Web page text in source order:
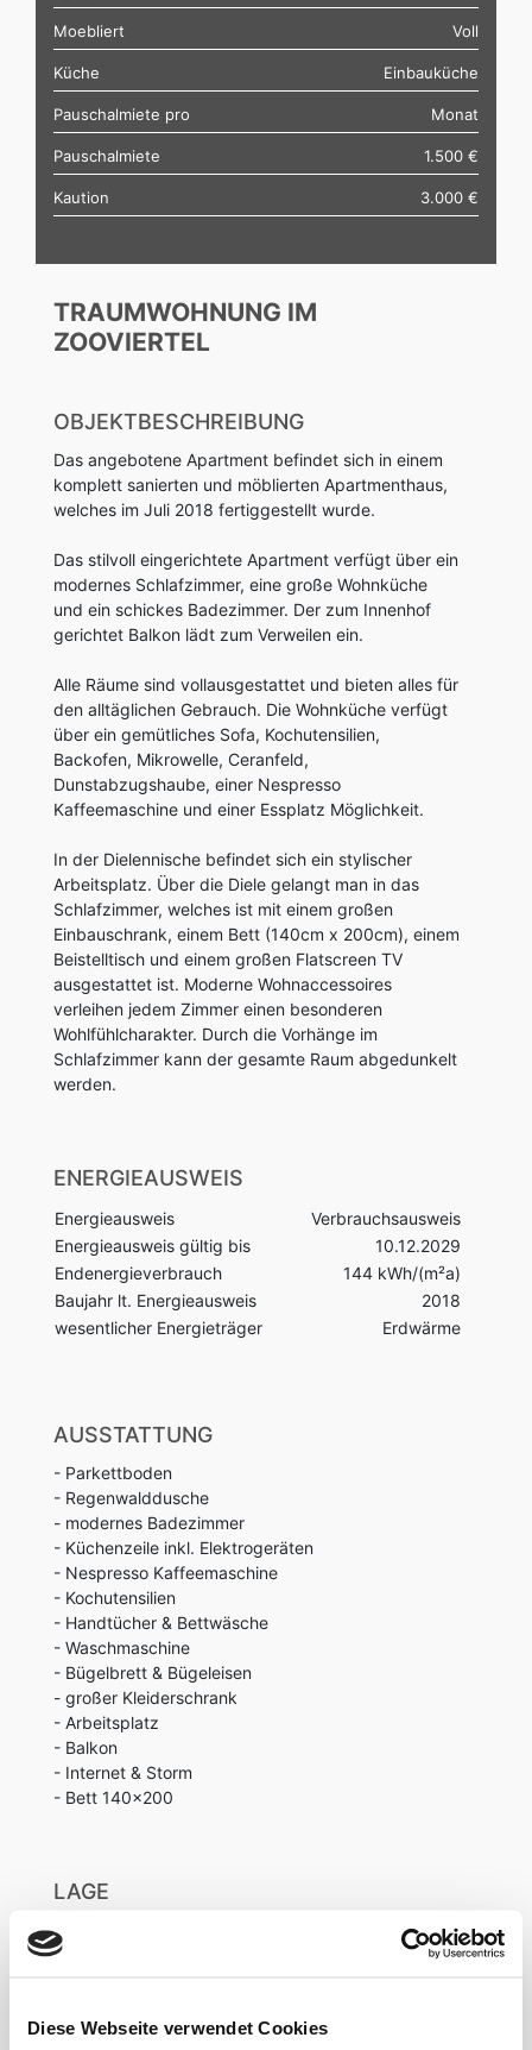
Diese Webseite verwendet Cookies
Moebliert Voll
Küche Einbauküche
Pauschalmiete pro Monat
Pauschalmiete 1.500 €
Kaution 3.000 €
TRAUMWOHNUNG IM
ZOOVIERTEL
OBJEKTBESCHREIBUNG
Das angebotene Apartment befindet sich in einem
komplett sanierten und möblierten Apartmenthaus,
welches im Juli 2018 fertiggestellt wurde.
Das stilvoll eingerichtete Apartment verfügt über ein
modernes Schlafzimmer, eine große Wohnküche
und ein schickes Badezimmer. Der zum Innenhof
gerichtet Balkon lädt zum Verweilen ein.
Alle Räume sind vollausgestattet und bieten alles für
den alltäglichen Gebrauch. Die Wohnküche verfügt
über ein gemütliches Sofa, Kochutensilien,
Backofen, Mikrowelle, Ceranfeld,
Dunstabzugshaube, einer Nespresso
Kaffeemaschine und einer Essplatz Möglichkeit.
In der Dielennische befindet sich ein stylischer
Arbeitsplatz. Über die Diele gelangt man in das
Schlafzimmer, welches ist mit einem großen
Einbauschrank, einem Bett (140cm x 200cm), einem
Beistelltisch und einem großen Flatscreen TV
ausgestattet ist. Moderne Wohnaccessoires
verleihen jedem Zimmer einen besonderen
Wohlfühlcharakter. Durch die Vorhänge im
Schlafzimmer kann der gesamte Raum abgedunkelt
werden.
ENERGIEAUSWEIS
Energieausweis
Verbrauchsausweis
Energieausweis gültig bis
10.12.2029
Endenergieverbrauch
144 kWh/(m²a)
Baujahr lt. Energieausweis
2018
wesentlicher Energieträger
Erdwärme
AUSSTATTUNG
- Parkettboden
- Regenwalddusche
- modernes Badezimmer
- Küchenzeile inkl. Elektrogeräten
- Nespresso Kaffeemaschine
- Kochutensilien
- Handtücher & Bettwäsche
- Waschmaschine
- Bügelbrett & Bügeleisen
- großer Kleiderschrank
- Arbeitsplatz
- Balkon
- Internet & Storm
- Bett 140x200
LAGE
Das Objekt liegt im nördlichen Teil Düsseldorfs an
der Grenze zwischen den Stadtteilen Pempelfort
Wohnen und Arbeiten geschaffen.